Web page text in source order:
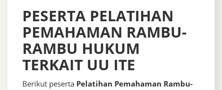
PESERTA PELATIHAN
PEMAHAMAN RAMBU-
RAMBU HUKUM
TERKAIT UU ITE
Berikut peserta Pelatihan Pemahaman Rambu-